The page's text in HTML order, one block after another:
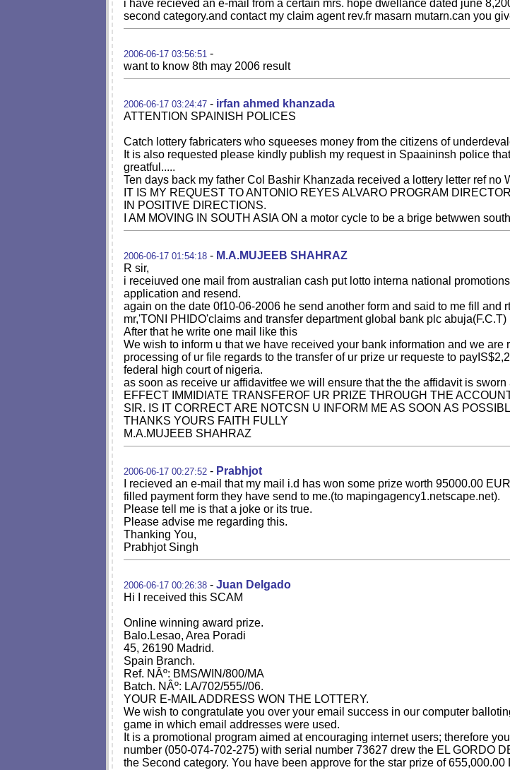
i have recieved an e-mail from a certain mrs. hope dwellance dated june
second category.and contact my claim agent rev.fr masarn mutarn.can you
2006-06-17 03:56:51 -
want to know 8th may 2006 result
2006-06-17 03:24:47 - irfan ahmed khanzada
ATTENTION SPAINISH POLICES
Catch lottery fabricaters who squeeses money from the citizens of
It is also requested please kindly publish my request in Spaaininsh police
greatful.....
Ten days back my father Col Bashir Khanzada received a lottery letter ref
IT IS MY REQUEST TO ANTONIO REYES ALVARO PROGRAM
IN POSITIVE DIRECTIONS.
I AM MOVING IN SOUTH ASIA ON a motor cycle to be a brige betwwen
2006-06-17 01:54:18 - M.A.MUJEEB SHAHRAZ
R sir,
i receiuved one mail from australian cash put lotto interna national
application and resend.
again on the date 0f10-06-2006 he send another form and said to me fill and
mr,'TONI PHIDO'claims and transfer department global bank plc abuja(F.C.T)
After that he write one mail like this
We wish to inform u that we have received your bank information and we
processing of ur file regards to the transfer of ur prize ur requeste to
federal high court of nigeria.
as soon as receive ur affidavitfee we will ensure that the the affidavit is
EFFECT IMMIDIATE TRANSFEROF UR PRIZE THROUGH THE
SIR. IS IT CORRECT ARE NOTCSN U INFORM ME AS SOON AS
THANKS YOURS FAITH FULLY
M.A.MUJEEB SHAHRAZ
2006-06-17 00:27:52 - Prabhjot
I recieved an e-mail that my mail i.d has won some prize worth 95000.00
filled payment form they have send to me.(to mapingagency1.netscape.net).
Please tell me is that a joke or its true.
Please advise me regarding this.
Thanking You,
Prabhjot Singh
2006-06-17 00:26:38 - Juan Delgado
Hi I received this SCAM
Online winning award prize.
Balo.Lesao, Area Poradi
45, 26190 Madrid.
Spain Branch.
Ref. NÂº: BMS/WIN/800/MA
Batch. NÂº: LA/702/555//06.
YOUR E-MAIL ADDRESS WON THE LOTTERY.
We wish to congratulate you over your email success in our computer
game in which email addresses were used.
It is a promotional program aimed at encouraging internet users; therefore
number (050-074-702-275) with serial number 73627 drew the EL GORDO
the Second category. You have been approve for the star prize of